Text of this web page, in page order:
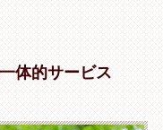
体的サービス